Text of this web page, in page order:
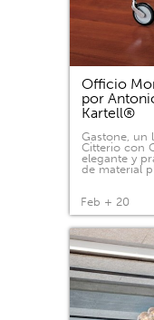
Officio
por
Kartell®
Gastone, un
Citterio con
elegante y
de material
Feb + 20